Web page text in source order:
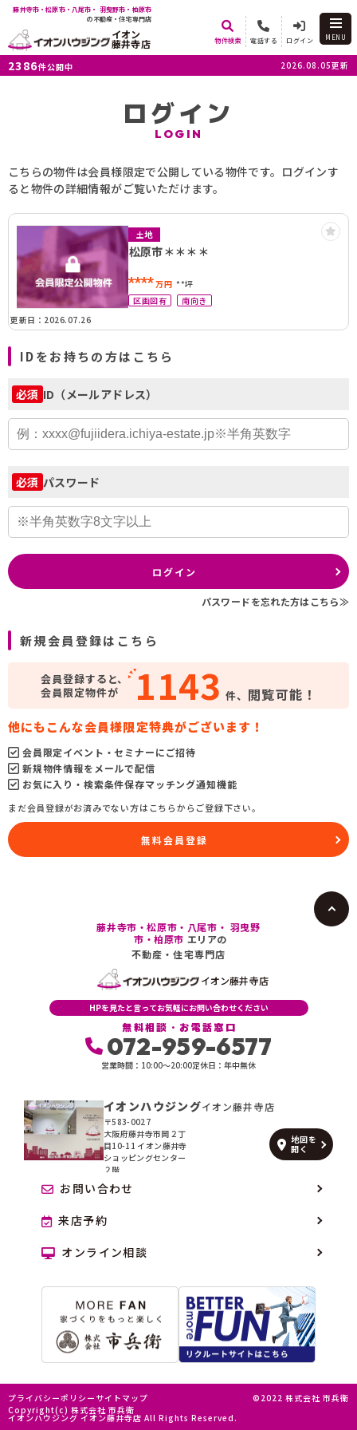
藤井寺市・松原市・八尾市・ 羽曳野市・柏原市
の不動産・住宅専門店
イオン
藤井寺店 物件検索 電話する ログイン MENU
2386件公開中 2026.08.05更新
ログイン
LOGIN
こちらの物件は会員様限定で公開している物件です。ログインす
ると物件の詳細情報がご覧いただけます。
土地
松原市＊＊＊＊
****万円 **坪
区画図有
南向き
更新日：2026.07.26
IDをお持ちの方はこちら
必須 ID（メールアドレス）
必須 パスワード
ログイン
パスワードを忘れた方はこちら≫
新規会員登録はこちら
会員登録すると、
会員限定物件が
1143 件、 閲覧可能！
他にもこんな会員様限定特典がございます！
会員限定イベント・セミナーにご招待
新規物件情報をメールで配信
お気に入り・検索条件保存マッチング通知機能
まだ会員登録がお済みでない方はこちらからご登録下さい。
無料会員登録
藤井寺市・松原市・八尾市・ 羽曳野
市・柏原市 エリアの
不動産・住宅専門店
イオン藤井寺店
HPを見たと言ってお気軽にお問い合わせください
無料相談・お電話窓口
072-959-6577
営業時間：10:00〜20:00定休日：年中無休
イオンハウジングイオン藤井寺店
〒583-0027
大阪府藤井寺市岡２丁
目10-11 イオン藤井寺
ショッピングセンター
２階
地図を
開く
お問い合わせ
来店予約
オンライン相談
プライバシーポリシー サイトマップ
©2022 株式会社 市兵衛
Copyright(c) 株式会社 市兵衛
イオンハウジング イオン藤井寺店 All Rights Reserved.